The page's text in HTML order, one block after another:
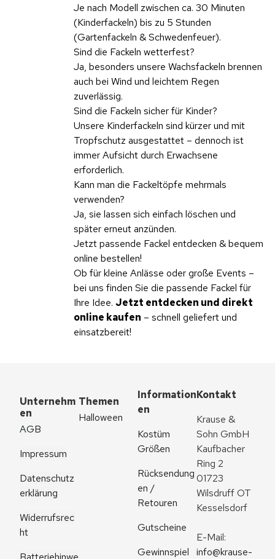
Je nach Modell zwischen ca. 30 Minuten
(Kinderfackeln) bis zu 5 Stunden
(Gartenfackeln & Schwedenfeuer).
Sind die Fackeln wetterfest?
Ja, besonders unsere Wachsfackeln brennen
auch bei Wind und leichtem Regen
zuverlässig.
Sind die Fackeln sicher für Kinder?
Unsere Kinderfackeln sind kürzer und mit
Tropfschutz ausgestattet – dennoch ist
immer Aufsicht durch Erwachsene
erforderlich.
Kann man die Fackeltöpfe mehrmals
verwenden?
Ja, sie lassen sich einfach löschen und
später erneut anzünden.
Jetzt passende Fackel entdecken & bequem
online bestellen!
Ob für kleine Anlässe oder große Events –
bei uns finden Sie die passende Fackel für
Ihre Idee. Jetzt entdecken und direkt
online kaufen – schnell geliefert und
einsatzbereit!
Unternehm
en
AGB
Impressum
Datenschutz
erklärung
Widerrufsrec
ht
Themen
Halloween
Information
en
Kostüm
Größen
Rücksendung
en /
Retouren
Gutscheine
Gewinnspiel
Kontakt
Krause &
Sohn GmbH
Kaufbacher
Ring 2
01723
Wilsdruff OT
Kesselsdorf
info@krause-